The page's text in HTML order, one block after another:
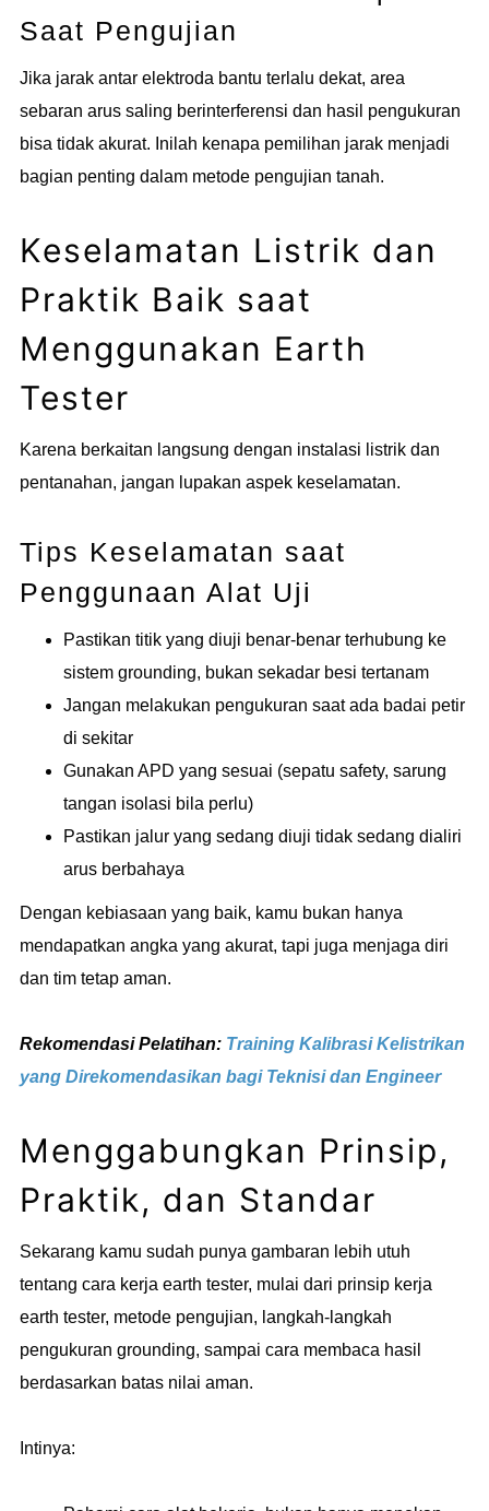
Saat Pengujian
Jika jarak antar elektroda bantu terlalu dekat, area
sebaran arus saling berinterferensi dan hasil pengukuran
bisa tidak akurat. Inilah kenapa pemilihan jarak menjadi
bagian penting dalam metode pengujian tanah.
Keselamatan Listrik dan
Praktik Baik saat
Menggunakan Earth
Tester
Karena berkaitan langsung dengan instalasi listrik dan
pentanahan, jangan lupakan aspek keselamatan.
Tips Keselamatan saat
Penggunaan Alat Uji
Pastikan titik yang diuji benar-benar terhubung ke
sistem grounding, bukan sekadar besi tertanam
Jangan melakukan pengukuran saat ada badai petir
di sekitar
Gunakan APD yang sesuai (sepatu safety, sarung
tangan isolasi bila perlu)
Pastikan jalur yang sedang diuji tidak sedang dialiri
arus berbahaya
Dengan kebiasaan yang baik, kamu bukan hanya
mendapatkan angka yang akurat, tapi juga menjaga diri
dan tim tetap aman.
Rekomendasi Pelatihan: Training Kalibrasi Kelistrikan
yang Direkomendasikan bagi Teknisi dan Engineer
Menggabungkan Prinsip,
Praktik, dan Standar
Sekarang kamu sudah punya gambaran lebih utuh
tentang cara kerja earth tester, mulai dari prinsip kerja
earth tester, metode pengujian, langkah-langkah
pengukuran grounding, sampai cara membaca hasil
berdasarkan batas nilai aman.
Intinya: